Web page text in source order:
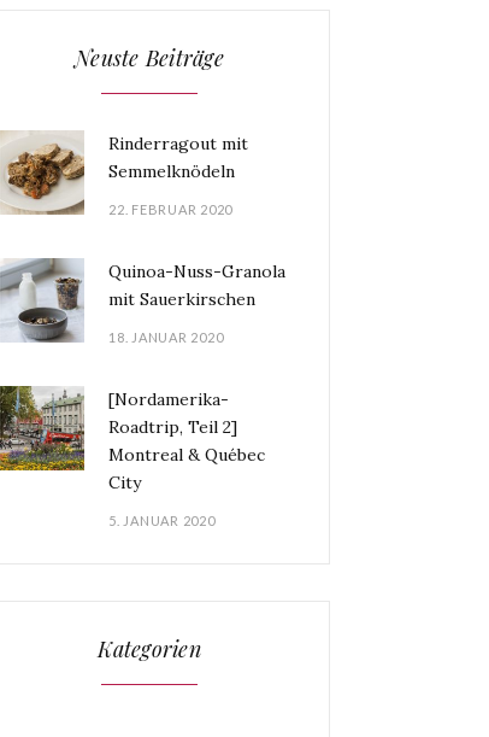
Neuste Beiträge
Rinderragout mit
Semmelknödeln
22. FEBRUAR 2020
Quinoa-Nuss-Granola
mit Sauerkirschen
18. JANUAR 2020
[Nordamerika-
Roadtrip, Teil 2]
Montreal & Québec
City
5. JANUAR 2020
Kategorien